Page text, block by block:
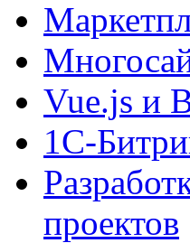
Vue.js и
1С-
проектов